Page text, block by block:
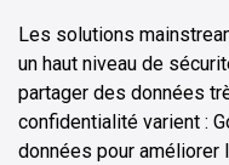
Les solutions
un haut niveau de
partager des données
confidentialité varient :
données pour améliorer